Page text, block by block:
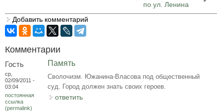
по ул. Ленина
Добавить комментарий
Комментарии
Гость
ср,
02/09/2011 -
03:04
постоянная
ссылка
(permalink)
Память
Сволочизм. Южанина-Власова под общественный
суд. Город должен знать своих героев.
ответить